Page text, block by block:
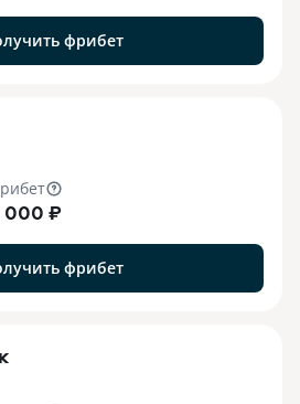
фрибет
000 ₽
фрибет